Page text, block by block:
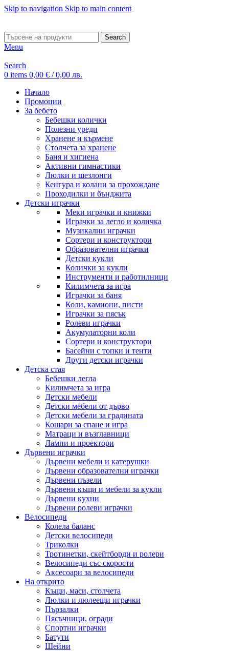
Skip to navigation Skip to main content
Search
Menu
Search
0 items 0,00 € / 0,00 лв.
Начало
Промоции
За бебето
Бебешки колички
Полезни уреди
Хранене и кърмене
Столчета за хранене
Баня и хигиена
Активни гимнастики
Люлки и шезлонги
Кенгура и колани за прохождане
Проходилки и бънджита
Детски играчки
Меки играчки и книжки
Играчки за легло и количка
Музикални играчки
Сортери и конструктори
Образователни играчки
Детски кукли
Колички за кукли
Инструменти и работилници
Килимчета за игра
Играчки за баня
Коли, камиони, писти
Играчки за пясък
Ролеви играчки
Акумулаторни коли
Сортери и конструктори
Басейни с топки и тенти
Други детски играчки
Детска стая
Бебешки легла
Килимчета за игра
Детски мебели
Детски мебели от дърво
Детски мебели за градината
Кошари за спане и игра
Матраци и възглавници
Лампи и проектори
Дървени играчки
Дървени мебели и катерушки
Дървени образователни играчки
Дървени пъзели
Дървени къщи и мебели за кукли
Дървени кухни
Дървени ролеви играчки
Велосипеди
Колела баланс
Детски велосипеди
Триколки
Тротинетки, скейтборди и ролери
Велосипеди със скорости
Аксесоари за велосипеди
На открито
Къщи, маси, столчета
Люлки и люлеещи играчки
Пързалки
Пясъчници, огради
Спортни играчки
Батути
Шейни